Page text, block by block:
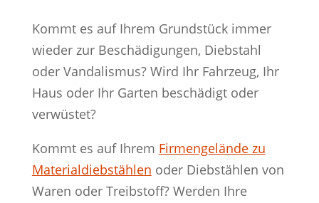
Kommt es auf Ihrem Grundstück immer
wieder zur Beschädigungen, Diebstahl
oder Vandalismus? Wird Ihr Fahrzeug, Ihr
Haus oder Ihr Garten beschädigt oder
verwüstet?
Kommt es auf Ihrem Firmengelände zu
Materialdiebstählen oder Diebstählen von
Waren oder Treibstoff? Werden Ihre